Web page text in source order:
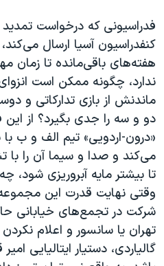
فدراسیونی که درخواست
کنفدراسیون آسیا ارسال
هفته‌های باقی‌مانده تا
ندارد، چگونه ممکن است
ماندنش از بازی تدارکاتی و
دو و سه را جدی بگیرد؟ از این
«درون-اردویی» تیم الف و ب با
می‌کند و صدا و سیما آن را
تا بیشتر مایه آبروریزی
وقتی نهایت قدرت این
شرکت در تجمع‌های خیابانی
تهران یا سانسور و اعلام
گالیاردی، دستیار ایتالیایی